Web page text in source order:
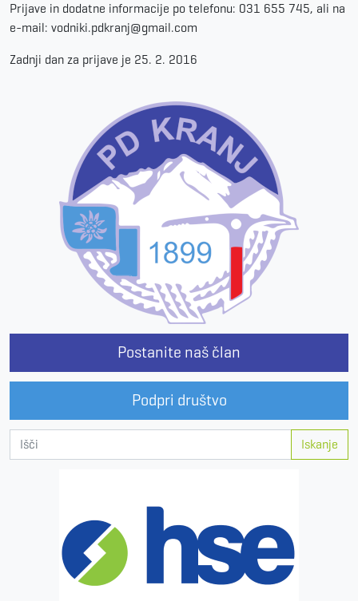
Prijave in dodatne informacije po telefonu: 031 655 745, ali na
e-mail: vodniki.pdkranj@gmail.com
Zadnji dan za prijave je 25. 2. 2016
Postanite naš član
Podpri društvo
Iskanje